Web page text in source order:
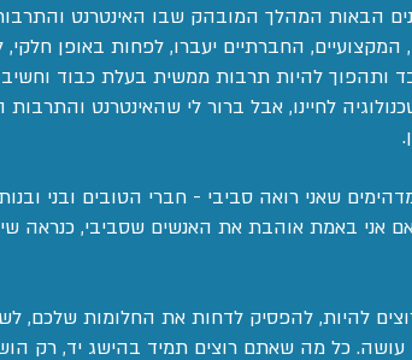
הבאות המהלך המובהק שבו האינטרנט
המקצועיים, החברתיים יעברו, לפחות באופן
ותהפוך להיות תרבות ממשית בעלת כבוד
לחיינו, אבל ברור לי שהאינטרנט
שאני רואה סביבי - חברי הטובים ובני ובנות
אני באמת אוהבת את האנשים שסביבי, כנראה
להיות, להפסיק לדחות את החלומות שלכם,
כל מה שאתם רוצים תמיד בהישג יד, רק